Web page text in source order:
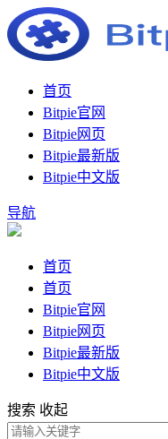
首页
Bitpie官网
Bitpie网页
Bitpie最新版
Bitpie中文版
导航
首页
首页
Bitpie官网
Bitpie网页
Bitpie最新版
Bitpie中文版
搜索 收起